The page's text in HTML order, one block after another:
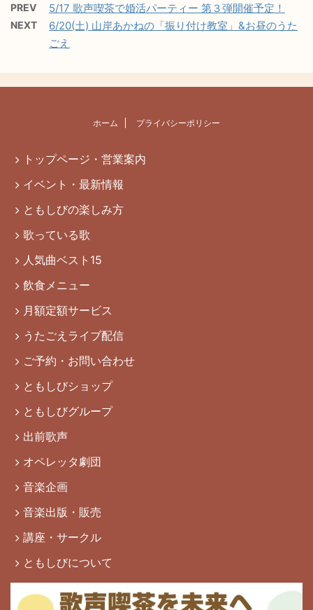
PREV 5/17 歌声喫茶で婚活パーティー 第３弾開催予定！
NEXT
6/20(土) 山岸あかねの「振り付け教室」&お昼のうた
ごえ
ホーム プライバシーポリシー
トップページ・営業案内
イベント・最新情報
ともしびの楽しみ方
歌っている歌
人気曲ベスト15
飲食メニュー
月額定額サービス
うたごえライブ配信
ご予約・お問い合わせ
ともしびショップ
ともしびグループ
出前歌声
オペレッタ劇団
音楽企画
音楽出版・販売
講座・サークル
ともしびについて